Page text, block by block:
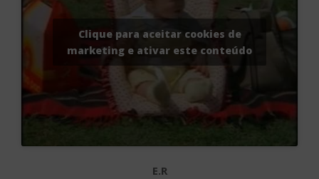
Clique para aceitar cookies de
marketing e ativar este conteúdo
E.R